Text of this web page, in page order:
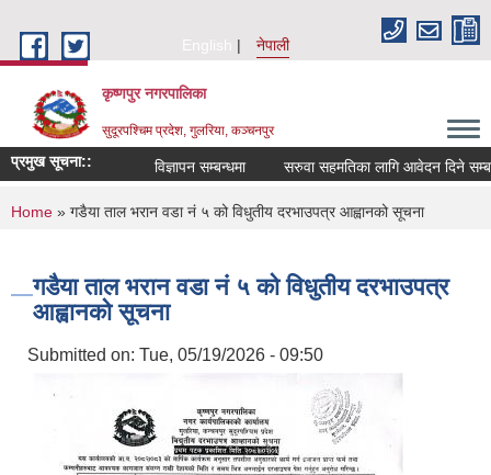
English
नेपाली
कृष्णपुर नगरपालिका
सुदूरपश्चिम प्रदेश, गुलरिया, कञ्चनपुर
प्रमुख सूचना:: विज्ञापन सम्बन्धमा सरुवा सहमतिका लागि आवेदन दिने
You are here
Home » गडैया ताल भरान वडा नं ५ को विधुतीय दरभाउपत्र आह्वानको सूचना
गडैया ताल भरान वडा नं ५ को विधुतीय दरभाउपत्र
आह्वानको सूचना
Submitted on: Tue, 05/19/2026 - 09:50